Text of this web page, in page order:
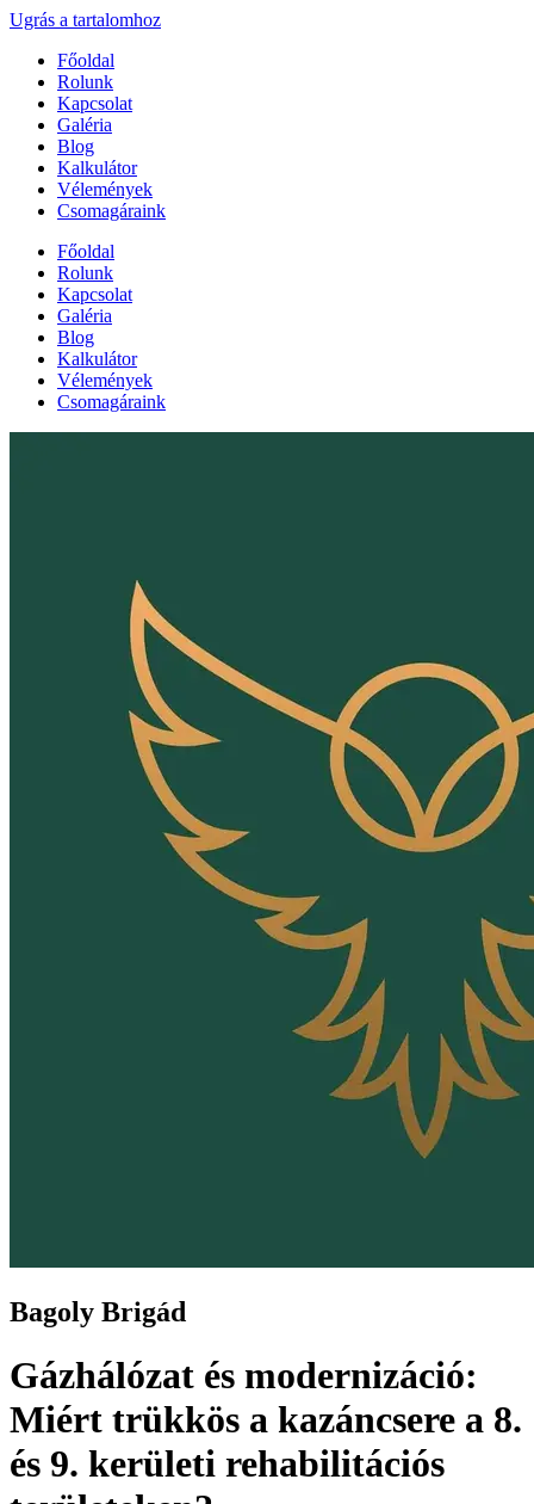
Ugrás a tartalomhoz
Főoldal
Rolunk
Kapcsolat
Galéria
Blog
Kalkulátor
Vélemények
Csomagáraink
Főoldal
Rolunk
Kapcsolat
Galéria
Blog
Kalkulátor
Vélemények
Csomagáraink
Bagoly Brigád
Gázhálózat és modernizáció:
Miért trükkös a kazáncsere a 8.
és 9. kerületi rehabilitációs